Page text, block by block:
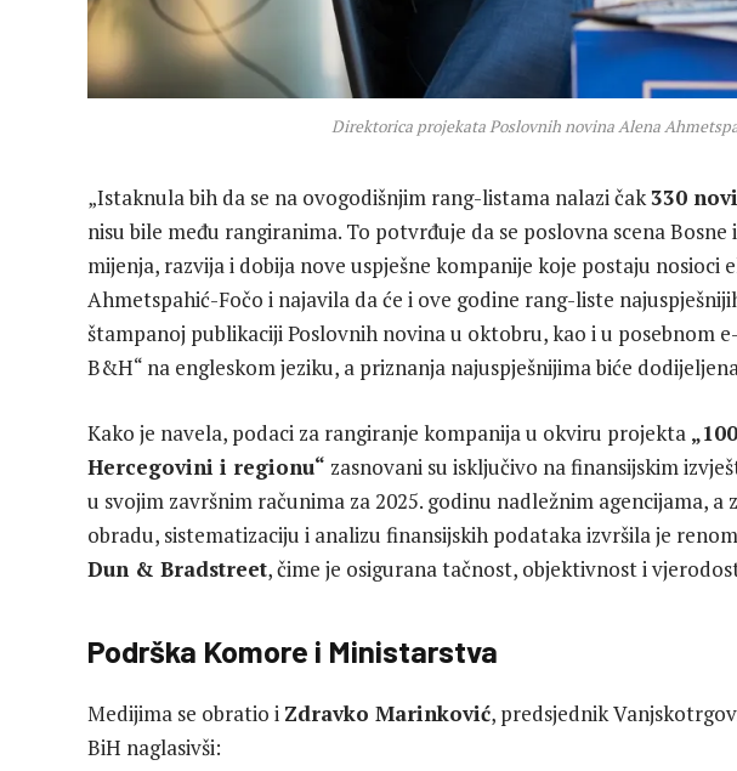
Direktorica projekata Poslovnih novina Alena
„Istaknula bih da se na ovogodišnjim rang-listama nalazi čak330
nisu bile među rangiranima. To potvrđuje da se poslovna scena
mijenja, razvija i dobija nove uspješne kompanije koje postaju nosioci
Ahmetspahić-Fočo i najavila da će i ove godine rang-liste
štampanoj publikaciji Poslovnih novina u oktobru, kao i u posebnom
B&H“ na engleskom jeziku, a priznanja najuspješnijima biće
Kako je navela, podaci za rangiranje kompanija u okviru projekta
Hercegovini i regionu“ zasnovani su isključivo na finansijskim
u svojim završnim računima za 2025. godinu nadležnim agencijama,
obradu, sistematizaciju i analizu finansijskih podataka izvršila je
Dun & Bradstreet, čime je osigurana tačnost, objektivnost i
Podrška Komore i Ministarstva
Medijima se obratio i Zdravko Marinković, predsjednik
BiH naglasivši: